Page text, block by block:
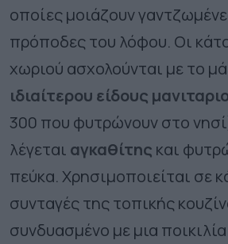
οποίες μοιάζουν
πρόποδες του λόφου. Οι
χωριού ασχολούνται με το
ιδιαίτερου είδους
300 που φυτρώνουν στο
λέγεται αγκαθίτης και
πεύκα. Χρησιμοποιείται σε
συνταγές της τοπικής
συνδυασμένο με μια